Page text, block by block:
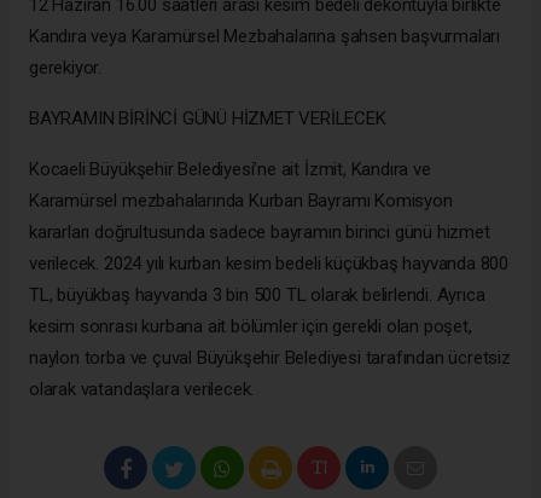
Kandıra veya Karamürsel Mezbahalarına şahsen başvurmaları
gerekiyor.
BAYRAMIN BİRİNCİ GÜNÜ HİZMET VERİLECEK
Kocaeli Büyükşehir Belediyesi’ne ait İzmit, Kandıra ve
Karamürsel mezbahalarında Kurban Bayramı Komisyon
kararları doğrultusunda sadece bayramın birinci günü hizmet
verilecek. 2024 yılı kurban kesim bedeli küçükbaş hayvanda 800
TL, büyükbaş hayvanda 3 bin 500 TL olarak belirlendi. Ayrıca
kesim sonrası kurbana ait bölümler için gerekli olan poşet,
naylon torba ve çuval Büyükşehir Belediyesi tarafından ücretsiz
olarak vatandaşlara verilecek.